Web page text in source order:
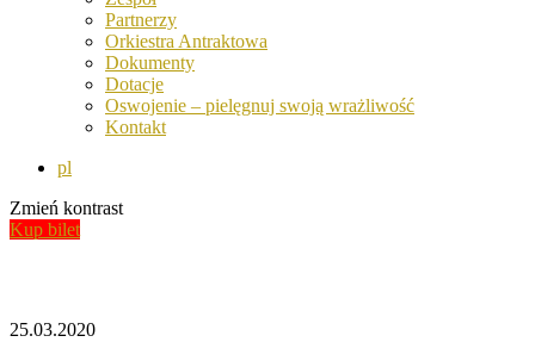
Partnerzy
Orkiestra Antraktowa
Dokumenty
Dotacje
Oswojenie – pielęgnuj swoją wrażliwość
Kontakt
pl
Zmień kontrast
Kup bilet
25.03.2020